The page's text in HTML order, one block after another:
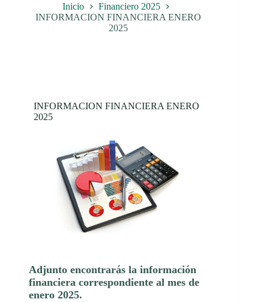
Inicio
Financiero 2025
INFORMACION FINANCIERA ENERO
2025
INFORMACION FINANCIERA ENERO
2025
Adjunto encontrarás la información
financiera correspondiente al mes de
enero 2025.